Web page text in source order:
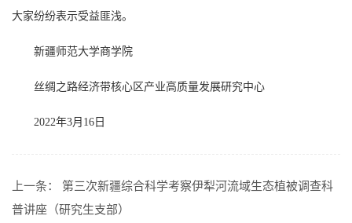
大家纷纷表示受益匪浅。
新疆师范大学商学院
丝绸之路经济带核心区产业高质量发展研究中心
2022年3月16日
上一条： 第三次新疆综合科学考察伊犁河流域生态植被调查科
普讲座（研究生支部）